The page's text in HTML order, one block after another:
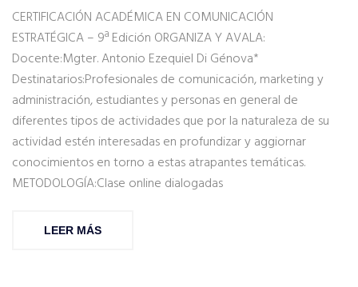
CERTIFICACIÓN ACADÉMICA EN COMUNICACIÓN
ESTRATÉGICA – 9ª Edición ORGANIZA Y AVALA:
Docente:Mgter. Antonio Ezequiel Di Génova*
Destinatarios:Profesionales de comunicación, marketing y
administración, estudiantes y personas en general de
diferentes tipos de actividades que por la naturaleza de su
actividad estén interesadas en profundizar y aggiornar
conocimientos en torno a estas atrapantes temáticas.
METODOLOGÍA:Clase online dialogadas
LEER MÁS